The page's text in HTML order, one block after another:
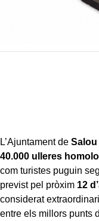
L’Ajuntament de Salou
40.000 ulleres
com turistes puguin
previst pel pròxim 12
considerat
entre els millors punts